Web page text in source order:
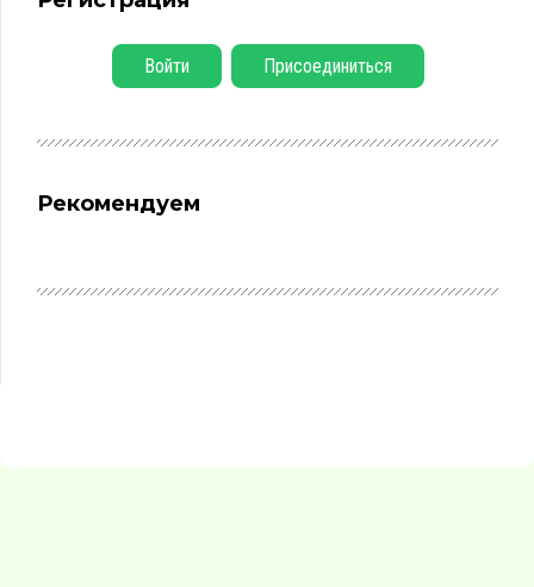
Войти Присоединиться
Рекомендуем